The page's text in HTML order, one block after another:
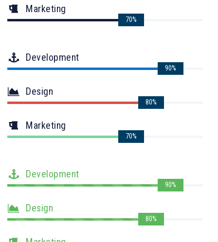
Marketing
70%
Development
90%
Design
80%
Marketing
70%
Development
90%
Design
80%